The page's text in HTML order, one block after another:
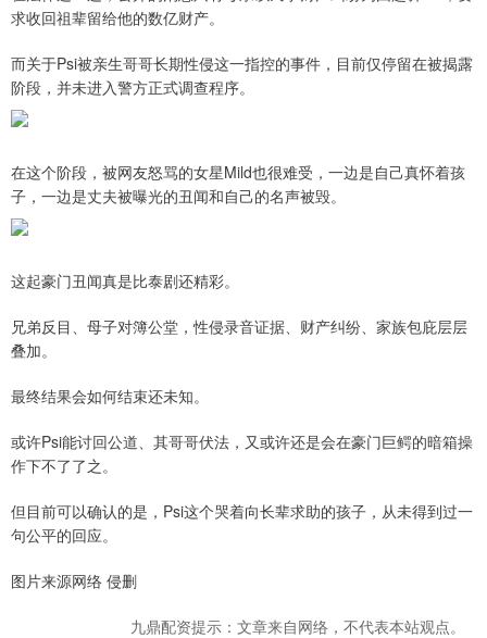
求收回祖辈留给他的数亿财产。
而关于Psi被亲生哥哥长期性侵这一指控的事件，目前仅停留在被揭露
阶段，并未进入警方正式调查程序。
在这个阶段，被网友怒骂的女星Mild也很难受，一边是自己真怀着孩
子，一边是丈夫被曝光的丑闻和自己的名声被毁。
这起豪门丑闻真是比泰剧还精彩。
兄弟反目、母子对簿公堂，性侵录音证据、财产纠纷、家族包庇层层
叠加。
最终结果会如何结束还未知。
或许Psi能讨回公道、其哥哥伏法，又或许还是会在豪门巨鳄的暗箱操
作下不了了之。
但目前可以确认的是，Psi这个哭着向长辈求助的孩子，从未得到过一
句公平的回应。
图片来源网络 侵删
九鼎配资提示：文章来自网络，不代表本站观点。